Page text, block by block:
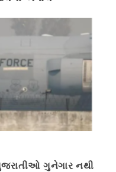
ગુજરાતીઓ ગુનેગાર નથી